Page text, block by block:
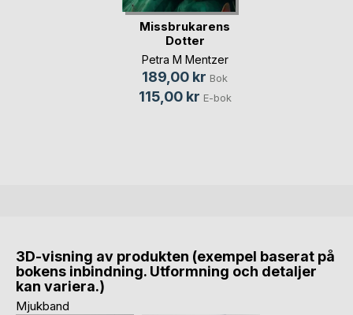
Missbrukarens
Dotter
Petra M Mentzer
189,00 kr Bok
115,00 kr E-bok
3D-visning av produkten (exempel baserat på
bokens inbindning. Utformning och detaljer
kan variera.)
Mjukband